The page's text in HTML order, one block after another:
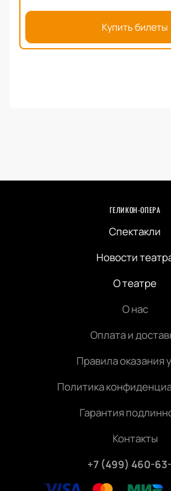
Купить билеты
ГЕЛИКОН-ОПЕРА
Спектакли
Новости
О театре
О нас
Оплата и
Правила оказания
Политика
Гарантия
Контакты
+7 (499) 460-